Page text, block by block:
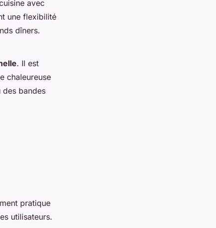
avec
une flexibilité
dîners.
. Il est
chaleureuse
bandes
pratique
utilisateurs.